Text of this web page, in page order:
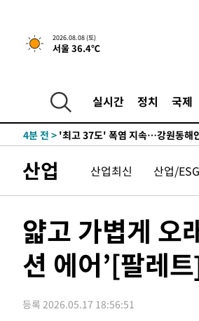
2026.08.08 (토)
서울 36.4℃
실시간 정치 국제
-19985초 전 >남자 농구, 나고야 아시안게
-19361초 전 >여수 오동도 해상서 모터보
주 날씨]
-12606초 전 >
축구협회 "압수수색·성접
-11123초 전 >
송"
4분 전 > '최고 37도' 폭염 지속…강원동해
-28654초 전 >
강릉에 시간당 81.4㎜ 물
-24761초 전 >백운산서 80년근 천종산삼
-20005초 전 >남자 농구, 나고야 아시안
-19381초 전 >여수 오동도 해상서 모터보
-15608초 전 >극한폭염 한풀 꺾이지만…'
-11143초 전 >[속보]'압수수색·성접대 논
산업 산업최신 산업/ESG
얇고 가볍게 오
션 에어’[팔레
등록 2026.05.17 18:56:51